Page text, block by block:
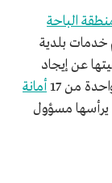
الباحة
خدمات بلدية
عن إيجاد
من 17
أمانة
في مناطق المملكة العربية السعودية الـ13. يرأسها مسؤول